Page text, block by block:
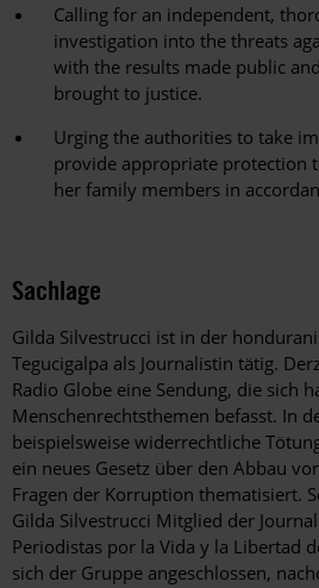
Calling for an independent,
investigation into the threats
with the results made public
brought to justice.
Urging the authorities to take
provide appropriate protection
her family members in
Sachlage
Gilda Silvestrucci ist in der
Tegucigalpa als Journalistin tätig.
Radio Globe eine Sendung, die sich
Menschenrechtsthemen befasst. In
beispielsweise widerrechtliche
ein neues Gesetz über den Abbau
Fragen der Korruption thematisiert.
Gilda Silvestrucci Mitglied der
Periodistas por la Vida y la Libertad
sich der Gruppe angeschlossen,